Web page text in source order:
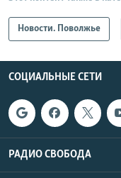
Новости. Поволжье
СОЦИАЛЬНЫЕ СЕТИ
РАДИО СВОБОДА